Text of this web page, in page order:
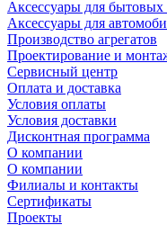
Аксессуары для
Аксессуары для
Производство агрегатов
Проектирование и
Сервисный центр
Оплата и доставка
Условия оплаты
Условия доставки
Дисконтная программа
О компании
О компании
Филиалы и контакты
Сертификаты
Проекты